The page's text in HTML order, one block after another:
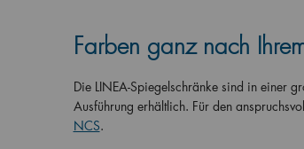
Farben ganz nach
Die LINEA-Spiegelschränke sind in einer
Ausführung erhältlich. Für den
NCS.